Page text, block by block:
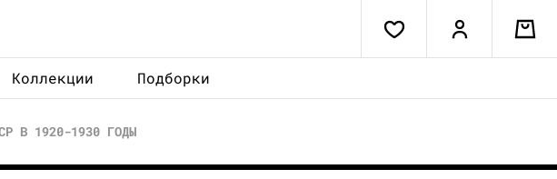
Коллекции Подборки
В 1920-1930 ГОДЫ